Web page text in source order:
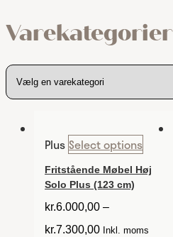
Varekategorier
Plus Select options
Fritstående Møbel Høj
Solo Plus (123 cm)
kr.6.000,00 –
kr.7.300,00 Inkl. moms